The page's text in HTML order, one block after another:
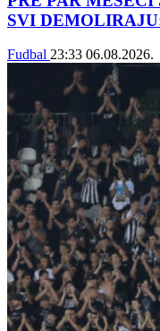
SVI
Fudbal 23:33 06.08.2026.